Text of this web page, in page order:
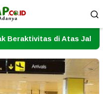
Jalur Pipa Migas